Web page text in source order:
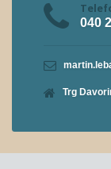
040
Trg